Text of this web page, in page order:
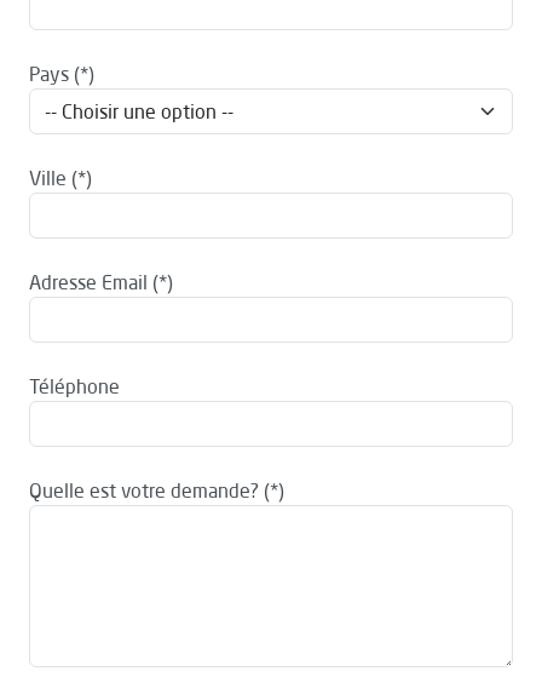
Pays
Ville
Adresse Email
Téléphone
Quelle est votre demande?